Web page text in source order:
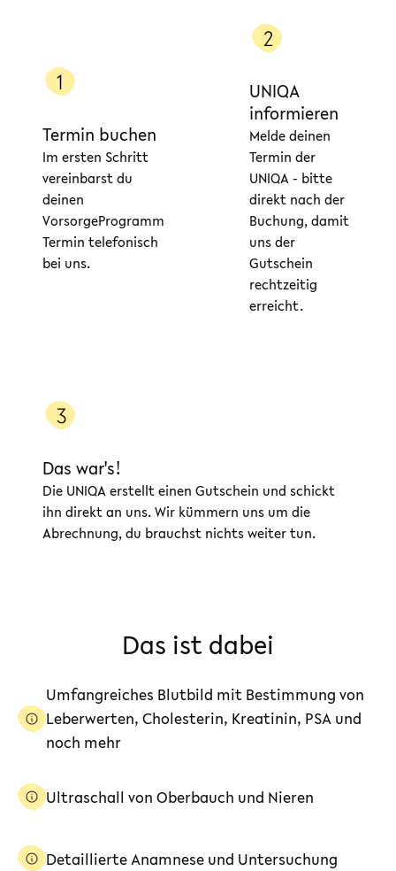
Termin buchen
Im ersten Schritt
vereinbarst du
deinen
VorsorgeProgramm
Termin telefonisch
bei uns.
UNIQA
informieren
Melde deinen
Termin der
UNIQA - bitte
direkt nach der
Buchung, damit
uns der
Gutschein
rechtzeitig
erreicht.
Das war's!
Die UNIQA erstellt einen Gutschein und schickt
ihn direkt an uns. Wir kümmern uns um die
Abrechnung, du brauchst nichts weiter tun.
Das ist dabei
Umfangreiches Blutbild mit Bestimmung von
Leberwerten, Cholesterin, Kreatinin, PSA und
noch mehr
Ultraschall von Oberbauch und Nieren
Detaillierte Anamnese und Untersuchung